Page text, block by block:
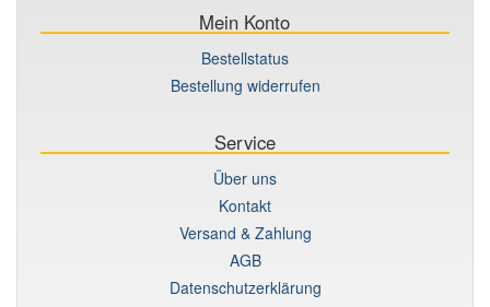
Mein Konto
Bestellstatus
Bestellung widerrufen
Service
Über uns
Kontakt
Versand & Zahlung
AGB
Datenschutzerklärung